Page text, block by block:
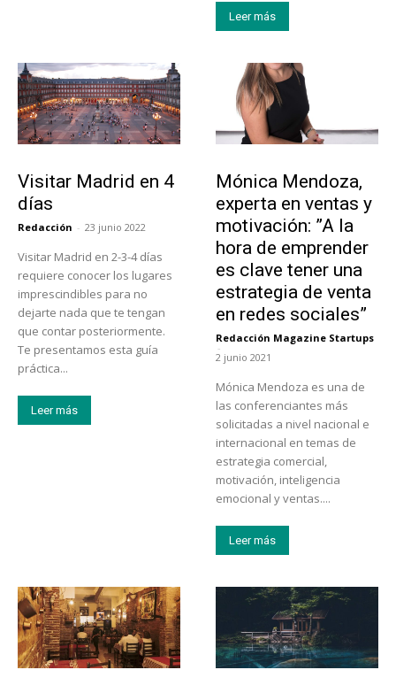
Leer más
Visitar Madrid en 4
días
Redacción - 23 junio 2022
Visitar Madrid en 2-3-4 días
requiere conocer los lugares
imprescindibles para no
dejarte nada que te tengan
que contar posteriormente.
Te presentamos esta guía
práctica...
Leer más
Mónica Mendoza,
experta en ventas y
motivación: ”A la
hora de emprender
es clave tener una
estrategia de venta
en redes sociales”
Redacción Magazine Startups
-
2 junio 2021
Mónica Mendoza es una de
las conferenciantes más
solicitadas a nivel nacional e
internacional en temas de
estrategia comercial,
motivación, inteligencia
emocional y ventas....
Leer más